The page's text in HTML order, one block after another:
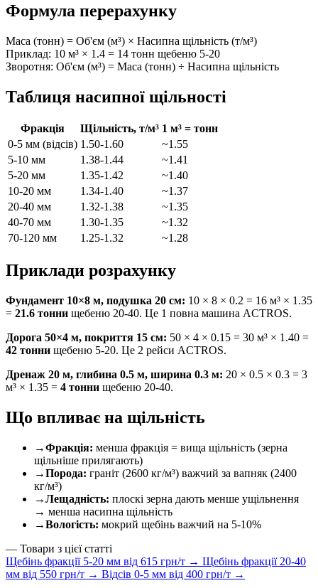
Формула перерахунку
Маса (тонн) = Об'єм (м³) × Насипна щільність (т/м³)
Приклад: 10 м³ × 1.4 = 14 тонн щебеню 5-20
Зворотня: Об'єм (м³) = Маса (тонн) ÷ Насипна щільність
Таблиця насипної щільності
Фракція Щільність, т/м³ 1 м³ = тонн
0-5 мм (відсів) 1.50-1.60
~1.55
5-10 мм
1.38-1.44
~1.41
5-20 мм
1.35-1.42
~1.40
10-20 мм
1.34-1.40
~1.37
20-40 мм
1.32-1.38
~1.35
40-70 мм
1.30-1.35
~1.32
70-120 мм
1.25-1.32 ~1.28
Приклади розрахунку
Фундамент 10×8 м, подушка 20 см: 10 × 8 × 0.2 = 16 м³ × 1.35
= 21.6 тонни щебеню 20-40. Це 1 повна машина ACTROS.
Дорога 50×4 м, покриття 15 см: 50 × 4 × 0.15 = 30 м³ × 1.40 =
42 тонни щебеню 5-20. Це 2 рейси ACTROS.
Дренаж 20 м, глибина 0.5 м, ширина 0.3 м: 20 × 0.5 × 0.3 = 3
м³ × 1.35 = 4 тонни щебеню 20-40.
Що впливає на щільність
→Фракція: менша фракція = вища щільність (зерна
щільніше прилягають)
→Порода: граніт (2600 кг/м³) важчий за вапняк (2400
кг/м³)
→Лещадність: плоскі зерна дають менше ущільнення
→ менша насипна щільність
→Вологість: мокрий щебінь важчий на 5-10%
— Товари з цієї статті
Щебінь фракції 5-20 мм від 615 грн/т → Щебінь фракції 20-40
мм від 550 грн/т → Відсів 0-5 мм від 400 грн/т →